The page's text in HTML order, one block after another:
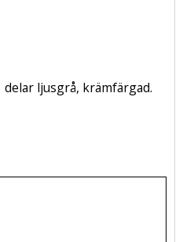
ljusgrå, krämfärgad.